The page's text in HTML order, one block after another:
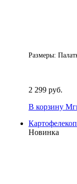
Размеры:
2 299 руб.
В корзину
Новинка